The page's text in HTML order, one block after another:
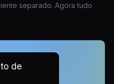
separado. Agora tudo
de